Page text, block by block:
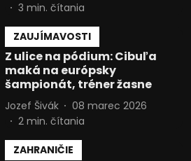
3 min. čítania
ZAUJÍMAVOSTI
Z ulice na pódium: Cibuľa
maká na európsky
šampionát, tréner žasne
Jozef Šivák
08 marec 2026
2 min. čítania
ZAHRANIČIE